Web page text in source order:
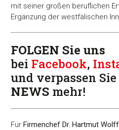
mit seiner großen beruflichen
Ergänzung der westfälischen
FOLGEN Sie uns
bei Facebook,
und verpassen
NEWS mehr!
FürFirmenchef Dr. Hartmut Wolff